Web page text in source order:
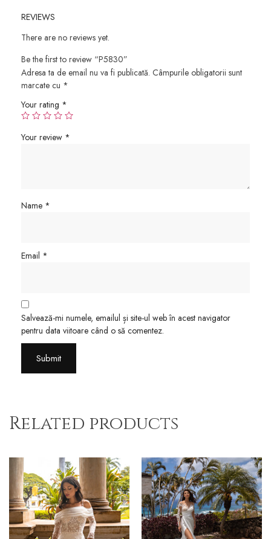
REVIEWS
There are no reviews yet.
Be the first to review “P5830”
Adresa ta de email nu va fi publicată. Câmpurile obligatorii sunt
marcate cu *
Your rating *
Your review *
Name *
Email *
Salvează-mi numele, emailul și site-ul web în acest navigator
pentru data viitoare când o să comentez.
Related products